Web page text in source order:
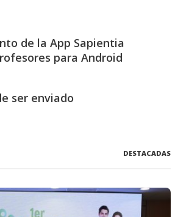
de la App Sapientia
para Android
ser enviado
DESTACADAS